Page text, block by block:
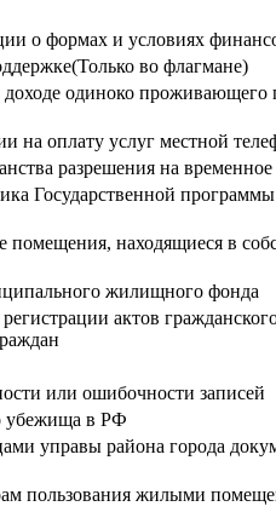
о формах и условиях
во флагмане)
одиноко
на оплату услуг местной
разрешения на
Государственной
помещения, находящиеся в
жилищного фонда
актов
или ошибочности записей
убежища в РФ
управы района города
пользования жилыми